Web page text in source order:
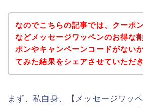
なのでこちらの記事では、クーポ
などメッセージワッペンのお得な
ポンやキャンペーンコードがない
てみた結果をシェアさせていただき
まず、私自身、【メッセージワッ